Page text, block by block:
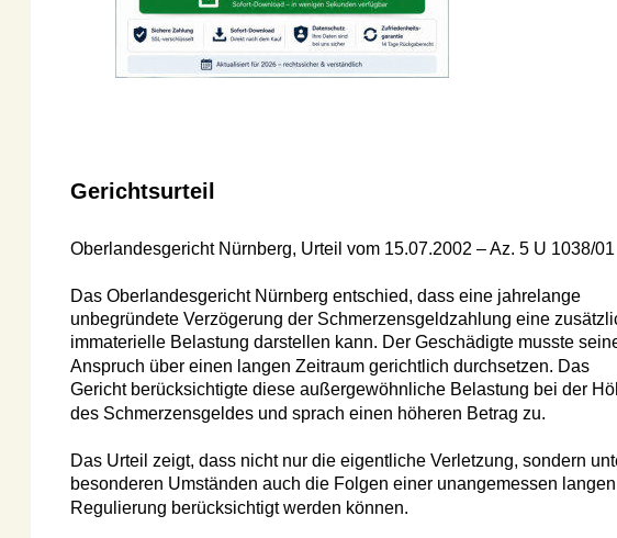
Gerichtsurteil
Oberlandesgericht Nürnberg, Urteil vom 15.07.2002 – Az. 5 U 1038/01
Das Oberlandesgericht Nürnberg entschied, dass eine jahrelange
unbegründete Verzögerung der Schmerzensgeldzahlung eine zusätzliche
immaterielle Belastung darstellen kann. Der Geschädigte musste seinen
Anspruch über einen langen Zeitraum gerichtlich durchsetzen. Das
Gericht berücksichtigte diese außergewöhnliche Belastung bei der Höhe
des Schmerzensgeldes und sprach einen höheren Betrag zu.
Das Urteil zeigt, dass nicht nur die eigentliche Verletzung, sondern unter
besonderen Umständen auch die Folgen einer unangemessen langen
Regulierung berücksichtigt werden können.